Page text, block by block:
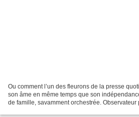
Ou comment l’un des fleurons de la presse
son âme en même temps que son
de famille, savamment orchestrée. Observateur